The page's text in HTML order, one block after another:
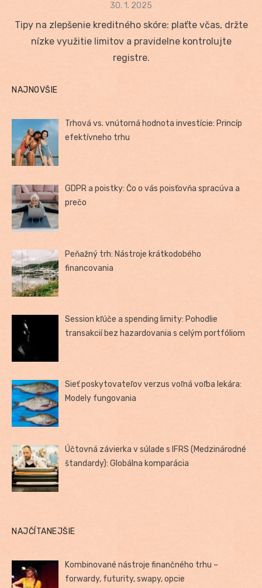
Posted
30. 1. 2025
Tipy na zlepšenie kreditného skóre: plaťte včas, držte
nízke využitie limitov a pravidelne kontrolujte
registre.
NAJNOVŠIE
Trhová vs. vnútorná hodnota investície: Princíp
efektívneho trhu
GDPR a poistky: Čo o vás poisťovňa spracúva a
prečo
Peňažný trh: Nástroje krátkodobého
financovania
Session kľúče a spending limity: Pohodlie
transakcií bez hazardovania s celým portfóliom
Sieť poskytovateľov verzus voľná voľba lekára:
Modely fungovania
Účtovná závierka v súlade s IFRS (Medzinárodné
štandardy): Globálna komparácia
NAJČÍTANEJŠIE
Kombinované nástroje finančného trhu –
forwardy, futurity, swapy, opcie